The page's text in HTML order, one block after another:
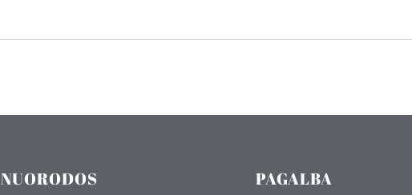
NUORODOS PAGALBA